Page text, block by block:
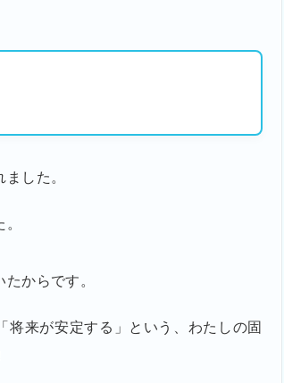
した。
からです。
来が安定する」という、わたしの固